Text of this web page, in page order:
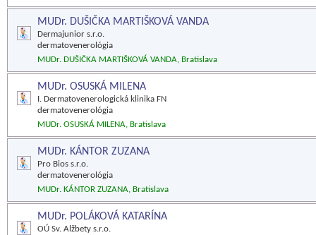
MUDr. DUŠIČKA MARTIŠKOVÁ VANDA
Dermajunior s.r.o.
dermatovenerológia
MUDr. DUŠIČKA MARTIŠKOVÁ VANDA, Bratislava
MUDr. OSUSKÁ MILENA
I. Dermatovenerologická klinika FN
dermatovenerológia
MUDr. OSUSKÁ MILENA, Bratislava
MUDr. KÁNTOR ZUZANA
Pro Bios s.r.o.
dermatovenerológia
MUDr. KÁNTOR ZUZANA, Bratislava
MUDr. POLÁKOVÁ KATARÍNA
OÚ Sv. Alžbety s.r.o.